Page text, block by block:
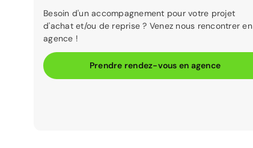
Besoin d'un accompagnement pour votre projet
d'achat et/ou de reprise ? Venez nous rencontrer en
agence !
Prendre rendez-vous en agence